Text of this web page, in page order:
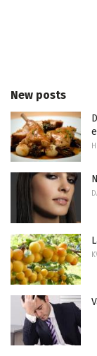
New posts